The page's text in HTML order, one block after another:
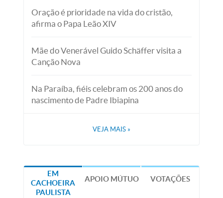
Oração é prioridade na vida do cristão,
afirma o Papa Leão XIV
Mãe do Venerável Guido Schäffer visita a
Canção Nova
Na Paraíba, fiéis celebram os 200 anos do
nascimento de Padre Ibiapina
VEJA MAIS »
EM
CACHOEIRA
PAULISTA
APOIO MÚTUO VOTAÇÕES